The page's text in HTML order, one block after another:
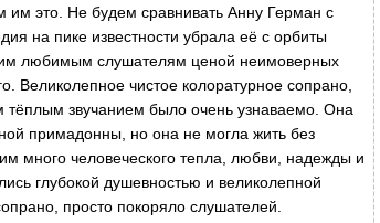
им это. Не будем сравнивать Анну Герман с
на пике известности убрала её с орбиты
любимым слушателям ценой неимоверных
чистое колоратурное сопрано,
тёплым звучанием было очень узнаваемо. Она
примадонны, но она не могла жить без
много человеческого тепла, любви, надежды и
глубокой душевностью и великолепной
просто покоряло слушателей.